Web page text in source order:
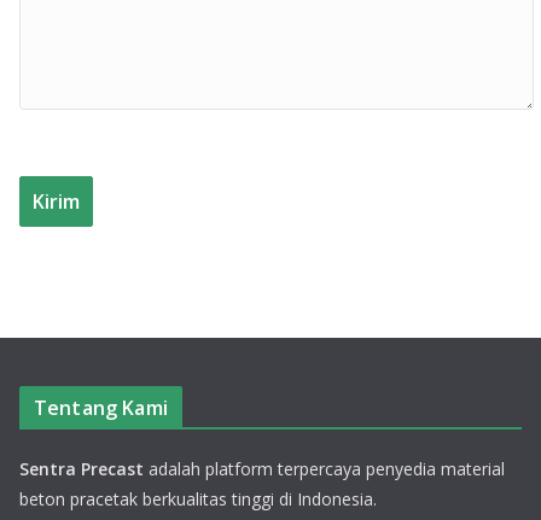
Tentang Kami
Sentra Precast adalah platform terpercaya penyedia material
beton pracetak berkualitas tinggi di Indonesia.